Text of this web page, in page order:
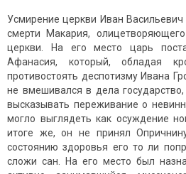
Усмирение церкви Иван Васильевич
смерти Макария,
церкви. На его место царь
Афанасия, который, обладая
противостоять деспотизму Ивана
не вмешивался в дела
высказывать переживание о
могло выглядеть как осуждение
итоге же, он не принял
состоянию здоровья его то ли
сложи сан. На его место был